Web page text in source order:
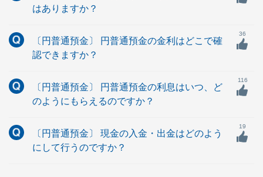
はありますか？
〔円普通預金〕 円普通預金の金利はどこで確
認できますか？
36
〔円普通預金〕 円普通預金の利息はいつ、ど
のようにもらえるのですか？
116
〔円普通預金〕 現金の入金・出金はどのよう
にして行うのですか？
19